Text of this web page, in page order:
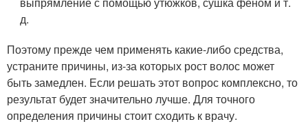
д.
Поэтому прежде чем применять какие-либо средства,
устраните причины, из-за которых рост волос может
быть замедлен. Если решать этот вопрос комплексно, то
результат будет значительно лучше. Для точного
определения причины стоит сходить к врачу.